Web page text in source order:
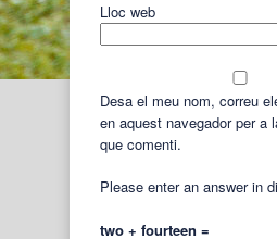
Lloc web
Desa el meu nom, correu
en aquest navegador per a
que comenti.
Please enter an answer in
two + fourteen =